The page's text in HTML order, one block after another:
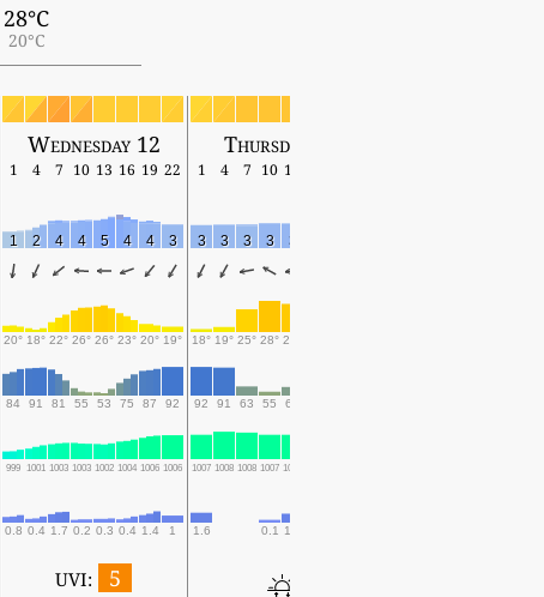
28°C
20°C
Wednesday 12 Thursday 13
1 4 7 10 13 16 19 22 1 4 7 10 13
1 2 4 4 5 4 4 3 3 3 3 3 3
20° 18° 22° 26° 26° 23° 20° 19° 18° 19° 25° 28° 27°
84 91 81 55 53 75 87 92 92 91 63 55 62
999 1001 1003 1003 1002 1004 1006 1006 1007 1008 1008 1007 1007
0.8 0.4 1.7 0.2 0.3 0.4 1.4 1 1.6 0.1 1.4
UVI: 5